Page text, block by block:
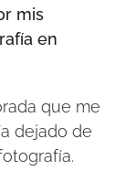
mis
en
que me
dejado de